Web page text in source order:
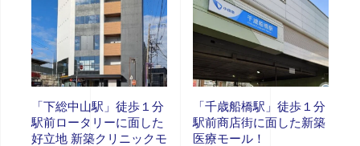
「下総中山駅」徒歩１分
駅前ロータリーに面した
好立地 新築クリニックモ
「千歳船橋駅」徒歩１分
駅前商店街に面した新築
医療モール！